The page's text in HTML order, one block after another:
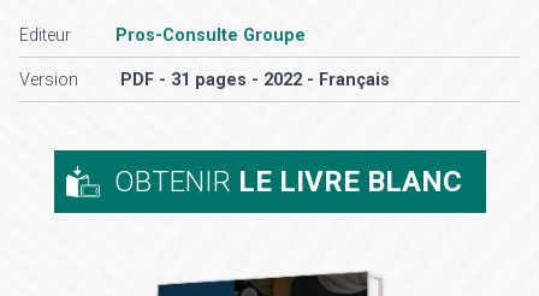
Editeur Pros-Consulte Groupe
Version PDF - 31 pages - 2022 - Français
OBTENIR LE LIVRE BLANC